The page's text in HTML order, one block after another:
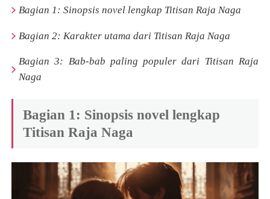
Bagian 1: Sinopsis novel lengkap Titisan Raja Naga
Bagian 2: Karakter utama dari Titisan Raja Naga
Bagian 3: Bab-bab paling populer dari Titisan Raja
Naga
Bagian 1: Sinopsis novel lengkap
Titisan Raja Naga